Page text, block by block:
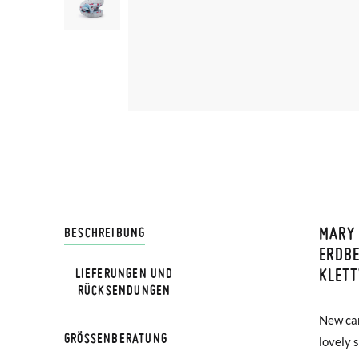
BESCHREIBUNG
New
lovely
and
LIEFERUNGEN UND
RÜCKSENDUNGEN
Bei
GRÖSSENBERATUNG